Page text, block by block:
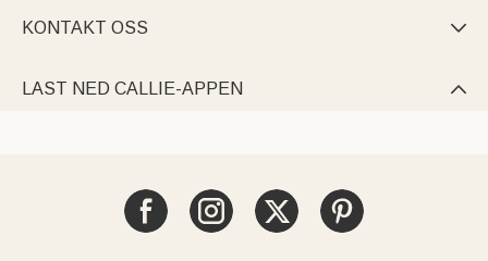
KONTAKT OSS 
LAST NED CALLIE-APPEN 